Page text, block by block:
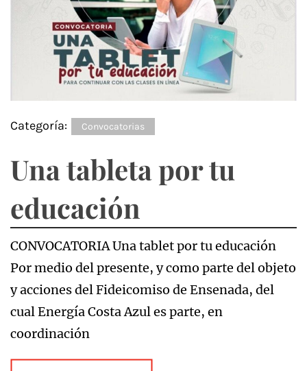
Categoría: Convocatorias
Una tableta por tu
educación
CONVOCATORIA Una tablet por tu educación
Por medio del presente, y como parte del objeto
y acciones del Fideicomiso de Ensenada, del
cual Energía Costa Azul es parte, en
coordinación